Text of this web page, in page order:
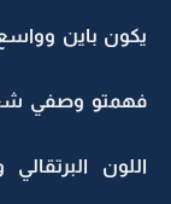
يكون باين
فهمتو وصفي
اللون